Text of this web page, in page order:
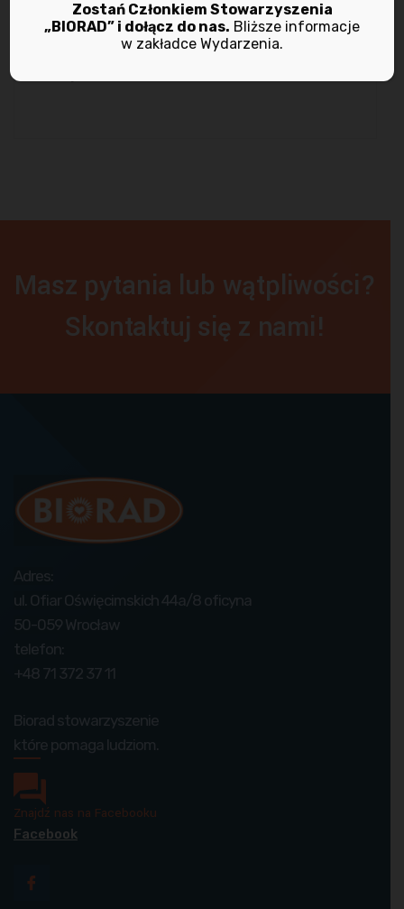
listopad 2020
Masz pytania lub wątpliwości?
Skontaktuj się z nami!
Adres:
ul. Ofiar Oświęcimskich 44a/8 oficyna
50-059 Wrocław
telefon:
+48 71 372 37 11
Biorad stowarzyszenie
które pomaga ludziom.
Znajdź nas na Facebooku
Facebook
Zostań Członkiem Stowarzyszenia
„BIORAD” i dołącz do nas. Bliższe informacje
w zakładce Wydarzenia.